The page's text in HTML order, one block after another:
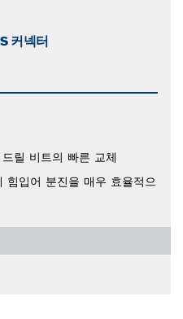
커넥터
릴 비트의 빠른 교체
입어 분진을 매우 효율적으